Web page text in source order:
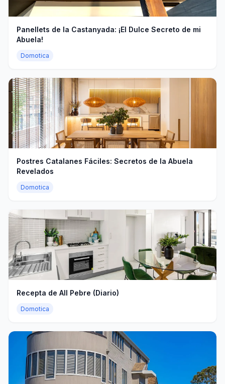
Panellets de la Castanyada: ¡El Dulce Secreto de mi
Abuela!
Domotica
Postres Catalanes Fáciles: Secretos de la Abuela
Revelados
Domotica
Recepta de All Pebre (Diario)
Domotica